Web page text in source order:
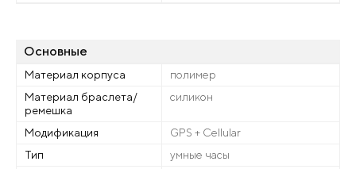
Основные
Материал корпуса
полимер
Материал браслета/
ремешка
силикон
Модификация
GPS + Cellular
Тип
умные часы